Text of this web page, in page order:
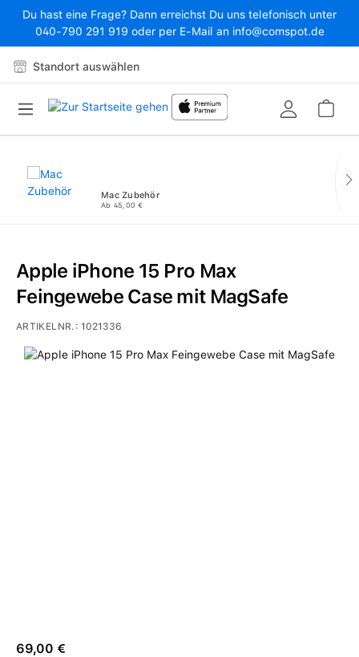
Zum Hauptinhalt springen
Du hast eine Frage? Dann erreichst Du uns telefonisch unter
040-790 291 919 oder per E-Mail an info@comspot.de
Standort auswählen
Mac Zubehör
Ab 45,00 €
Bildergalerie überspringen
Apple iPhone 15 Pro Max
Feingewebe Case mit MagSafe
ARTIKELNR.:1021336
Regulärer Preis:
69,00 €